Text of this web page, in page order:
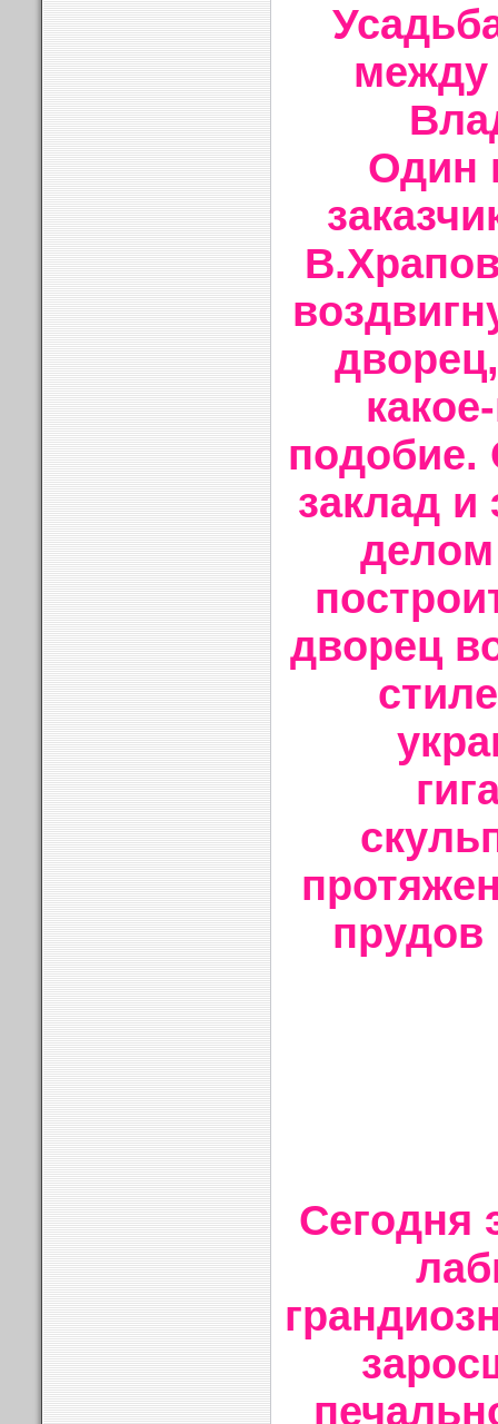
Один
подобие.
заклад и
делом
дворец
Сегодня